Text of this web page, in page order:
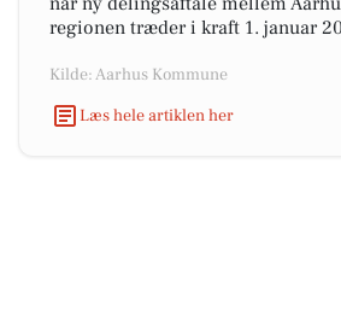
regionen træder i kraft 1. januar
Kilde: Aarhus Kommune
Læs hele artiklen her